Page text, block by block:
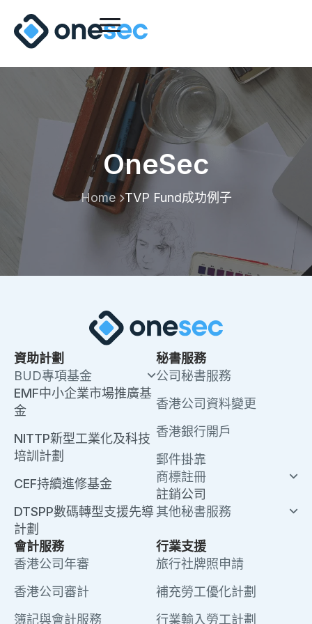
OneSec
Home TVP Fund成功例子
資助計劃
BUD專項基金
EMF中小企業市場推廣基
金
NITTP新型工業化及科技
培訓計劃
CEF持續進修基金
DTSPP數碼轉型支援先導
計劃
秘書服務
公司秘書服務
香港公司資料變更
香港銀行開戶
郵件掛靠
商標註冊
註銷公司
其他秘書服務
會計服務
香港公司年審
香港公司審計
簿記與會計服務
行業支援
旅行社牌照申請
補充勞工優化計劃
行業輸入勞工計劃